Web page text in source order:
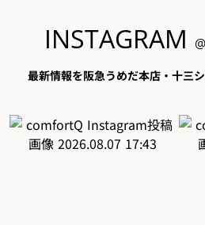
INSTAGRAM
最新情報を阪急うめだ本店・十三